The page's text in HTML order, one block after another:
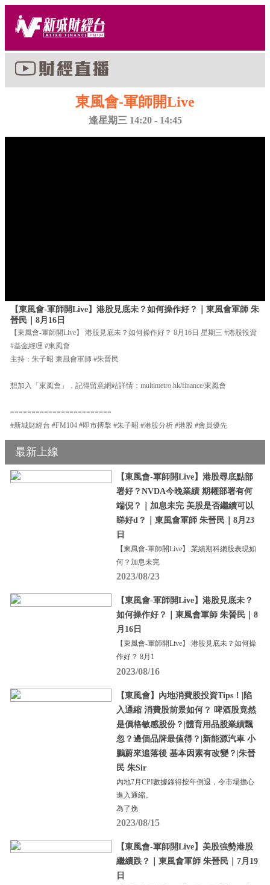
東風會-軍師開Live
逢星期三 14:20 - 14:45
【東風會-軍師開Live】港股見底未？如何操作好？｜東風會軍師 朱
晉民｜8月16日
【東風會-軍師開Live】 港股見底未？如何操作好？ 8月16日 星期三 #港股投資
#基金經理 #東風會
主持：朱子昭 東風會軍師 #朱晉民
想加入「東風會」，記得留意網站詳情：multimetro.hk/finance/東風會
========================
#新城財經台 #FM104 #即市搏擊 #朱子昭 #港股分析 #港股 #會員優先
最新上線
【東風會-軍師開Live】港股尋底點部
署好？NVDA今晚業績 期權部署有何
端倪？｜加息未完 美股是否繼續可以
睇好d？｜東風會軍師 朱晉民｜8月23
日
【東風會-軍師開Live】 業績期科網股表現如
何？加息未完
2023/08/23
【東風會-軍師開Live】港股見底未？
如何操作好？｜東風會軍師 朱晉民｜8
月16日
【東風會-軍師開Live】 港股見底未？如何操
作好？ 8月1
2023/08/16
【東風會】內地消費股投資Tips！|陷
入通縮 消費股前景如何？ 啤酒股竟然
是價格敏感股份？|體育用品股業績飄
忽？邊個品牌最值得？|新能源汽車 小
鵬蔚來追落後 基本因素有改變？|朱晉
民 朱Sir
內地7月CPI數據錄得按年倒退，令市場擔心
進入通縮。
為了挽
2023/08/15
【東風會-軍師開Live】美股強勢港股
繼續跌？｜東風會軍師 朱晉民｜7月19
日